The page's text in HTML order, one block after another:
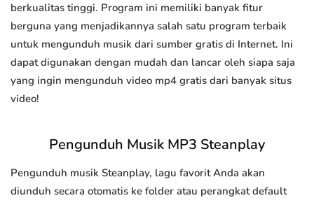
berkualitas tinggi. Program ini memiliki banyak fitur
berguna yang menjadikannya salah satu program terbaik
untuk mengunduh musik dari sumber gratis di Internet. Ini
dapat digunakan dengan mudah dan lancar oleh siapa saja
yang ingin mengunduh video mp4 gratis dari banyak situs
video!
Pengunduh Musik MP3 Steanplay
Pengunduh musik Steanplay, lagu favorit Anda akan
diunduh secara otomatis ke folder atau perangkat default